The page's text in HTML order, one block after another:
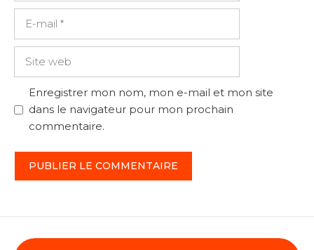
Enregistrer mon nom, mon e-mail et mon site
dans le navigateur pour mon prochain
commentaire.